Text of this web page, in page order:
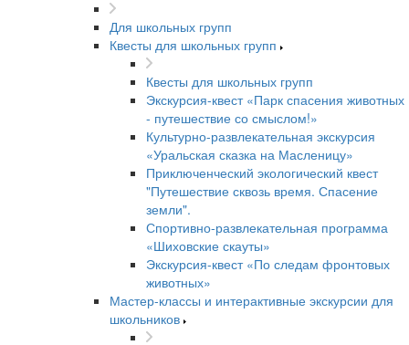
Для школьных групп
Квесты для школьных групп
Квесты для школьных групп
Экскурсия-квест «Парк спасения животных
- путешествие со смыслом!»
Культурно-развлекательная экскурсия
«Уральская сказка на Масленицу»
Приключенческий экологический квест
"Путешествие сквозь время. Спасение
земли".
Спортивно-развлекательная программа
«Шиховские скауты»
Экскурсия-квест «По следам фронтовых
животных»
Мастер-классы и интерактивные экскурсии для
школьников